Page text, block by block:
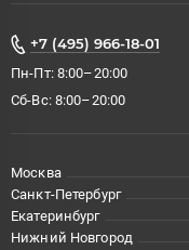
+7 (495) 966-18-01
Пн-Пт: 8:00–20:00
Сб-Вс: 8:00–20:00
Москва
Санкт-Петербург
Екатеринбург
Нижний Новгород